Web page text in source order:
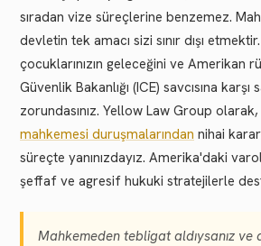
sıradan vize süreçlerine benzemez.
devletin tek amacı sizi sınır dışı etmektir.
çocuklarınızın geleceğini ve Amerikan
Güvenlik Bakanlığı (ICE) savcısına karşı
zorundasınız. Yellow Law Group olarak,
mahkemesi duruşmalarından nihai
süreçte yanınızdayız. Amerika'daki
şeffaf ve agresif hukuki stratejilerle
Mahkemeden tebligat aldıysanız ve